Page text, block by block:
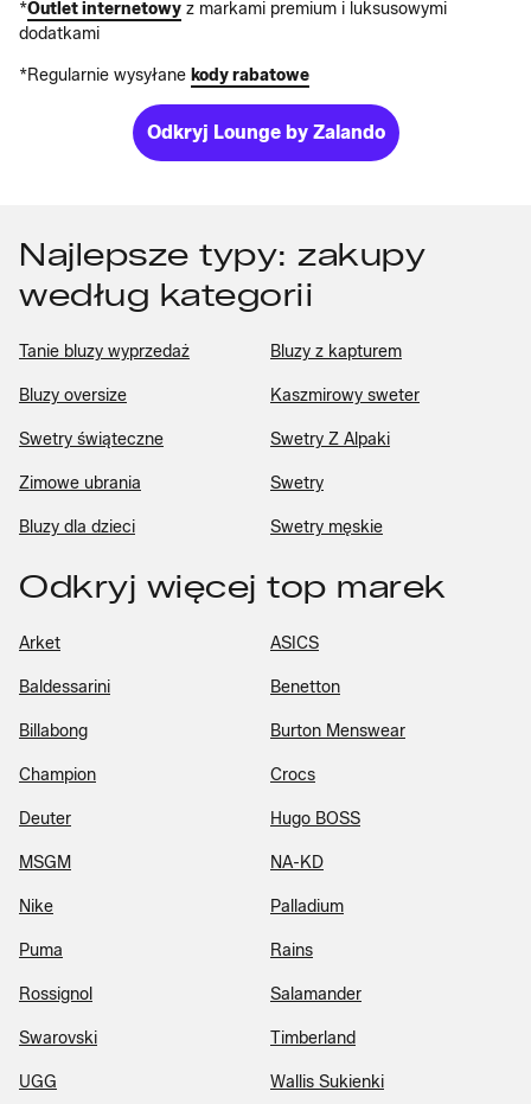
*Outlet internetowy z markami premium i luksusowymi
dodatkami
*Regularnie wysyłane kody rabatowe
Odkryj Lounge by Zalando
Najlepsze typy: zakupy
według kategorii
Tanie bluzy wyprzedaż Bluzy z kapturem
Bluzy oversize Kaszmirowy sweter
Swetry świąteczne Swetry Z Alpaki
Zimowe ubrania Swetry
Bluzy dla dzieci Swetry męskie
Odkryj więcej top marek
Arket ASICS
Baldessarini Benetton
Billabong Burton Menswear
Champion Crocs
Deuter Hugo BOSS
MSGM NA-KD
Nike Palladium
Puma Rains
Rossignol Salamander
Swarovski Timberland
UGG Wallis Sukienki